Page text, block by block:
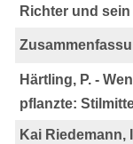
Richter und
Härtling, P. -
pflanzte:
Kai Riedemann,